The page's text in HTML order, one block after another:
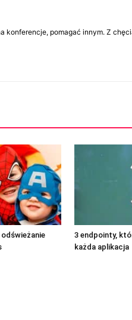
konferencje, pomagać innym. Z
3 endpointy,
każda aplikacja